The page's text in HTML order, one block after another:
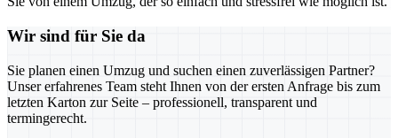
Wir sind für Sie da
Sie planen einen Umzug und suchen einen zuverlässigen Partner?
Unser erfahrenes Team steht Ihnen von der ersten Anfrage bis zum
letzten Karton zur Seite – professionell, transparent und
termingerecht.